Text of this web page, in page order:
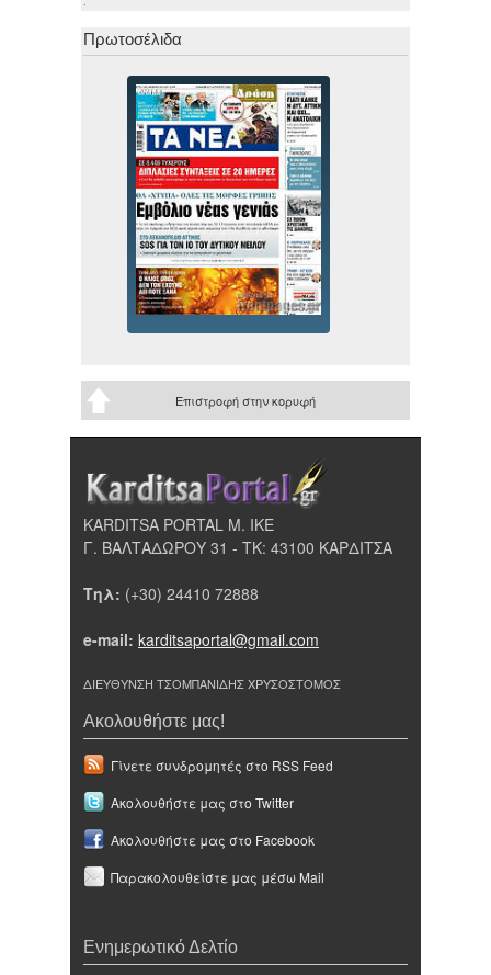
Πρωτοσέλιδα
Επιστροφή στην κορυφή
KARDITSA PORTAL Μ. ΙΚΕ
Γ. ΒΑΛΤΑΔΩΡΟΥ 31 - ΤΚ: 43100 ΚΑΡΔΙΤΣΑ
Τηλ: (+30) 24410 72888
e-mail: karditsaportal@gmail.com
ΔΙΕΥΘΥΝΣΗ ΤΣΟΜΠΑΝΙΔΗΣ ΧΡΥΣΟΣΤΟΜΟΣ
Ακολουθήστε μας!
Γίνετε συνδρομητές στο RSS Feed
Ακολουθήστε μας στο Twitter
Ακολουθήστε μας στο Facebook
Παρακολουθείστε μας μέσω Mail
Ενημερωτικό Δελτίο